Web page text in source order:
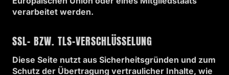
verarbeitet werden.
SSL- BZW. TLS-VERSCHLÜSSELUNG
Diese Seite nutzt aus Sicherheitsgründen und zum
Schutz der Übertragung vertraulicher Inhalte, wie